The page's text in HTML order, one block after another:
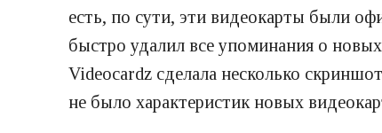
есть, по сути, эти видеокарты были
быстро удалил все упоминания о
Videocardz сделала несколько
не было характеристик новых